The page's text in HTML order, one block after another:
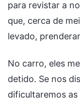
para revistar a
que, cerca de
levado,
No carro, eles
detido. Se nos
dificultaremos as